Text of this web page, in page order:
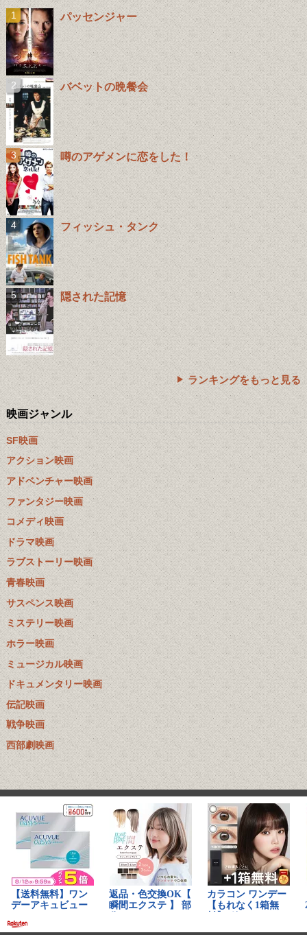
パッセンジャー
バベットの晩餐会
噂のアゲメンに恋をした！
フィッシュ・タンク
隠された記憶
ランキングをもっと見る
映画ジャンル
SF映画
アクション映画
アドベンチャー映画
ファンタジー映画
コメディ映画
ドラマ映画
ラブストーリー映画
青春映画
サスペンス映画
ミステリー映画
ホラー映画
ミュージカル映画
ドキュメンタリー映画
伝記映画
戦争映画
西部劇映画